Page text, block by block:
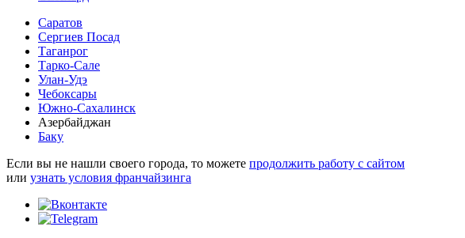
Саратов
Сергиев Посад
Таганрог
Тарко-Сале
Улан-Удэ
Чебоксары
Южно-Сахалинск
Азербайджан
Баку
Если вы не нашли своего города, то можете продолжить работу с сайтом
или узнать условия франчайзинга